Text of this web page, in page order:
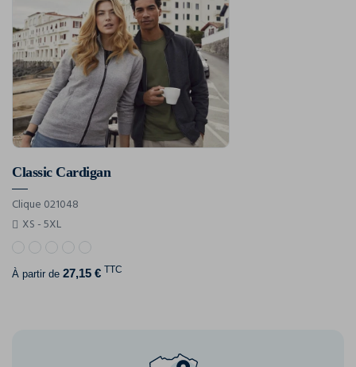
Classic Cardigan
Clique 021048
XS - 5XL
À partir de 27,15 € TTC